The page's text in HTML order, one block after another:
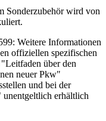
Sonderzubehör wird von
Weitere Informationen
offiziellen spezifischen
über den
neuer Pkw"
und bei der
erhältlich